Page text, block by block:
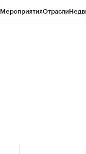
МероприятияОтрасли